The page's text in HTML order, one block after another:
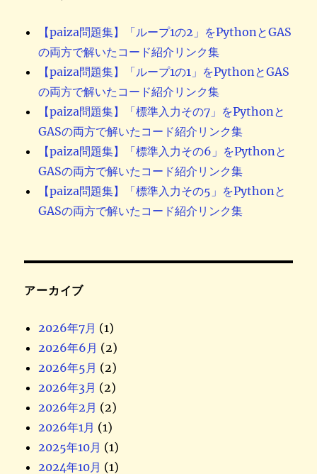
【paiza問題集】「ループ1の2」をPythonとGAS
の両方で解いたコード紹介リンク集
【paiza問題集】「ループ1の1」をPythonとGAS
の両方で解いたコード紹介リンク集
【paiza問題集】「標準入力その7」をPythonと
GASの両方で解いたコード紹介リンク集
【paiza問題集】「標準入力その6」をPythonと
GASの両方で解いたコード紹介リンク集
【paiza問題集】「標準入力その5」をPythonと
GASの両方で解いたコード紹介リンク集
アーカイブ
2026年7月 (1)
2026年6月 (2)
2026年5月 (2)
2026年3月 (2)
2026年2月 (2)
2026年1月 (1)
2025年10月 (1)
2024年10月 (1)